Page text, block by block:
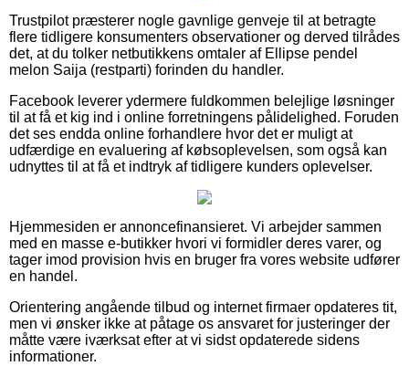
Trustpilot præsterer nogle gavnlige genveje til at betragte
flere tidligere konsumenters observationer og derved tilrådes
det, at du tolker netbutikkens omtaler af Ellipse pendel
melon Saija (restparti) forinden du handler.
Facebook leverer ydermere fuldkommen belejlige løsninger
til at få et kig ind i online forretningens pålidelighed. Foruden
det ses endda online forhandlere hvor det er muligt at
udfærdige en evaluering af købsoplevelsen, som også kan
udnyttes til at få et indtryk af tidligere kunders oplevelser.
Hjemmesiden er annoncefinansieret. Vi arbejder sammen
med en masse e-butikker hvori vi formidler deres varer, og
tager imod provision hvis en bruger fra vores website udfører
en handel.
Orientering angående tilbud og internet firmaer opdateres tit,
men vi ønsker ikke at påtage os ansvaret for justeringer der
måtte være iværksat efter at vi sidst opdaterede sidens
informationer.